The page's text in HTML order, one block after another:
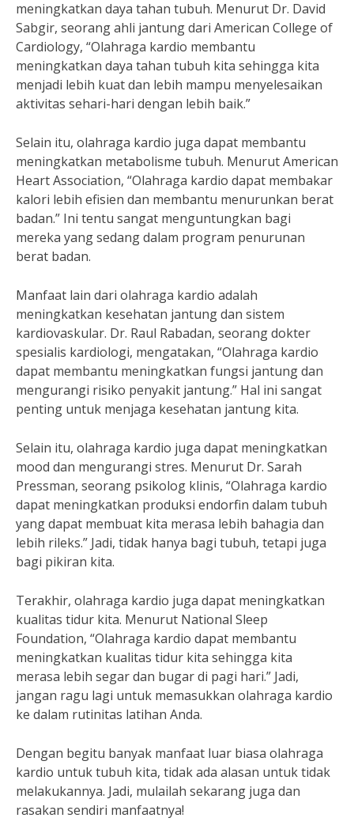
meningkatkan daya tahan tubuh. Menurut Dr. David
Sabgir, seorang ahli jantung dari American College of
Cardiology, “Olahraga kardio membantu
meningkatkan daya tahan tubuh kita sehingga kita
menjadi lebih kuat dan lebih mampu menyelesaikan
aktivitas sehari-hari dengan lebih baik.”
Selain itu, olahraga kardio juga dapat membantu
meningkatkan metabolisme tubuh. Menurut American
Heart Association, “Olahraga kardio dapat membakar
kalori lebih efisien dan membantu menurunkan berat
badan.” Ini tentu sangat menguntungkan bagi
mereka yang sedang dalam program penurunan
berat badan.
Manfaat lain dari olahraga kardio adalah
meningkatkan kesehatan jantung dan sistem
kardiovaskular. Dr. Raul Rabadan, seorang dokter
spesialis kardiologi, mengatakan, “Olahraga kardio
dapat membantu meningkatkan fungsi jantung dan
mengurangi risiko penyakit jantung.” Hal ini sangat
penting untuk menjaga kesehatan jantung kita.
Selain itu, olahraga kardio juga dapat meningkatkan
mood dan mengurangi stres. Menurut Dr. Sarah
Pressman, seorang psikolog klinis, “Olahraga kardio
dapat meningkatkan produksi endorfin dalam tubuh
yang dapat membuat kita merasa lebih bahagia dan
lebih rileks.” Jadi, tidak hanya bagi tubuh, tetapi juga
bagi pikiran kita.
Terakhir, olahraga kardio juga dapat meningkatkan
kualitas tidur kita. Menurut National Sleep
Foundation, “Olahraga kardio dapat membantu
meningkatkan kualitas tidur kita sehingga kita
merasa lebih segar dan bugar di pagi hari.” Jadi,
jangan ragu lagi untuk memasukkan olahraga kardio
ke dalam rutinitas latihan Anda.
Dengan begitu banyak manfaat luar biasa olahraga
kardio untuk tubuh kita, tidak ada alasan untuk tidak
melakukannya. Jadi, mulailah sekarang juga dan
rasakan sendiri manfaatnya!